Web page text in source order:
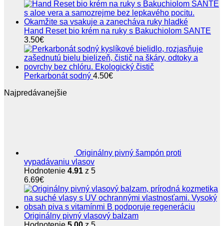
Hand Reset bio krém na ruky s Bakuchiolom SANTE
3.50€
Perkarbonát sodný 4.50€
Najpredávanejšie
Originálny pivný šampón proti
vypadávaniu vlasov
Hodnotenie 4.91 z 5
6.69€
Originálny pivný vlasový balzam